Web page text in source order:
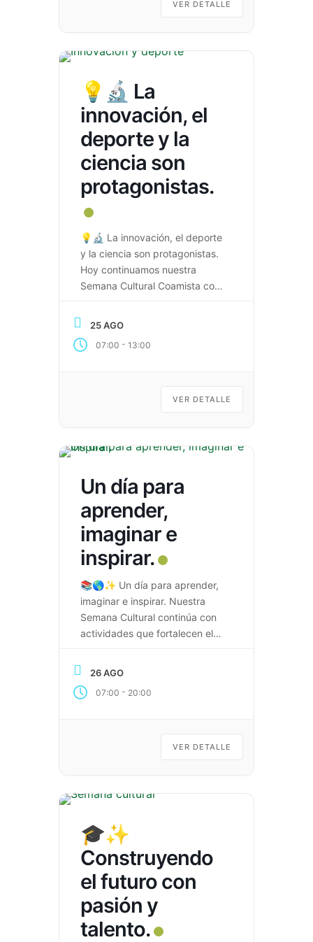
Pensamiento Lógico 🚶‍♀️ Desfile
Bandas 🎆 Luces de […]
VER DETALLE
💡🔬 La
innovación, el
deporte y la
ciencia son
protagonistas.
💡🔬 La innovación, el deporte
y la ciencia son protagonistas.
Hoy continuamos nuestra
Semana Cultural Coamista con
Emprendedor ⚽ Encuentros
futuro Cada experiencia
inspira […]
25 AGO
07:00 - 13:00
VER DETALLE
Un día para
aprender,
imaginar e
inspirar.
📚🌎✨ Un día para aprender,
imaginar e inspirar. Nuestra
Semana Cultural continúa con
actividades que fortalecen el
Deportivos 📖 La aventura de
Lanzamiento literario con
26 AGO
07:00 - 20:00
VER DETALLE
🎓✨
Construyendo
el futuro con
pasión y
talento.